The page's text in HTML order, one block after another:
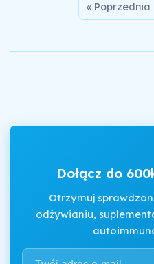
« Poprzednia
Dołącz do
Otrzymuj
odżywianiu,